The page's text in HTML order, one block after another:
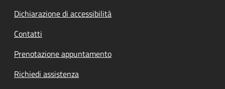
Dichiarazione di accessibilità
Contatti
Prenotazione appuntamento
Richiedi assistenza